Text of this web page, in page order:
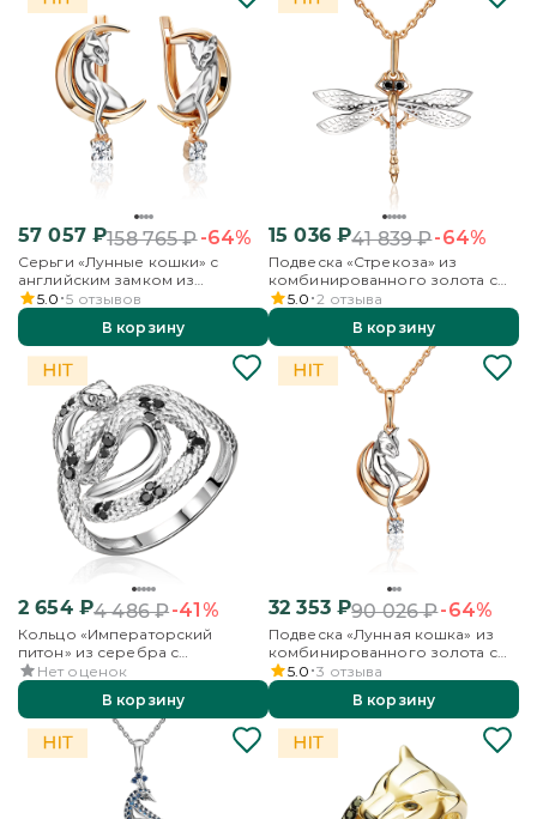
57 057₽158 765₽-64%
Серьги «Лунные кошки» с
английским замком из
комбинированного золота с
фианитом
5.0 5 отзывов
В корзину
15 036₽41 839₽-64%
Подвеска «Стрекоза» из
комбинированного золота с
фианитами
5.0 2 отзыва
В корзину
2 654₽4 486₽-41%
Кольцо «Императорский
питон» из серебра с
фианитами
Нет оценок
В корзину
32 353₽90 026₽-64%
Подвеска «Лунная кошка» из
комбинированного золота с
фианитом
5.0 3 отзыва
В корзину